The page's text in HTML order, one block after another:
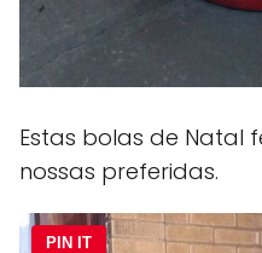
Estas bolas de Natal
nossas preferidas.
PIN IT